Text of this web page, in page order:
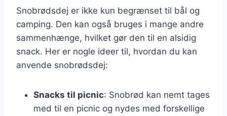
Snobrødsdej er ikke kun begrænset til bål og
camping. Den kan også bruges i mange andre
sammenhænge, hvilket gør den til en alsidig
snack. Her er nogle ideer til, hvordan du kan
anvende snobrødsdej:
Snacks til picnic: Snobrød kan nemt tages
med til en picnic og nydes med forskellige